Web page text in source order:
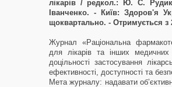
лікарів / редкол.: Ю. С.
Іванченко. - Київ: Здоров'я
щоквартально. - Отримується з
Журнал «Раціональна
для лікарів та інших медичних
доцільності застосування
ефективності, доступності та
Мета журналу: надавати